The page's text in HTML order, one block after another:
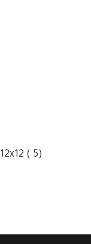
12x12 ( 5) سبلاتر بورست هدف 25حبات